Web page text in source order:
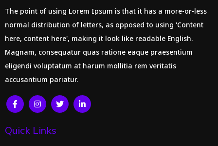
The point of using Lorem Ipsum is that it has a more-or-less
normal distribution of letters, as opposed to using 'Content
here, content here', making it look like readable English.
Magnam, consequatur quas ratione eaque praesentium
eligendi voluptatum at harum mollitia rem veritatis
accusantium pariatur.
Quick Links